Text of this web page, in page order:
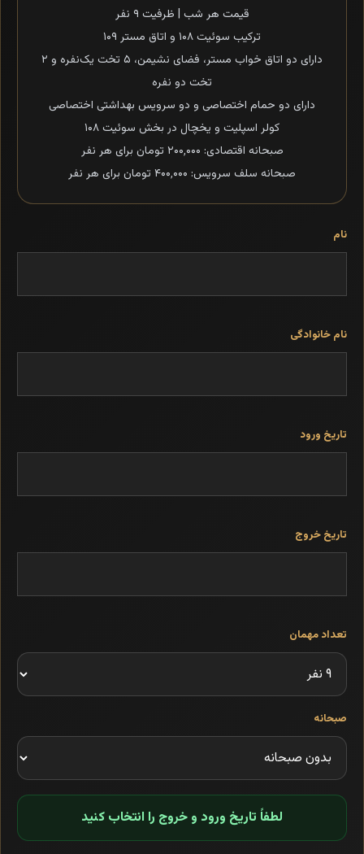
قیمت هر شب | ظرفیت ۹ نفر
ترکیب سوئیت ۱۰۸ و اتاق مستر ۱۰۹
دارای دو اتاق خواب مستر، فضای نشیمن، ۵ تخت یک‌نفره و ۲
تخت دو نفره
دارای دو حمام اختصاصی و دو سرویس بهداشتی اختصاصی
کولر اسپلیت و یخچال در بخش سوئیت ۱۰۸
صبحانه اقتصادی: ۲۰۰٬۰۰۰ تومان برای هر نفر
صبحانه سلف سرویس: ۴۰۰٬۰۰۰ تومان برای هر نفر
نام
نام خانوادگی
تاریخ ورود
تاریخ خروج
تعداد مهمان
صبحانه
لطفاً تاریخ ورود و خروج را انتخاب کنید